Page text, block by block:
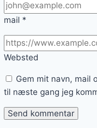
mail *
Websted
Gem mit navn, mail
til næste gang jeg